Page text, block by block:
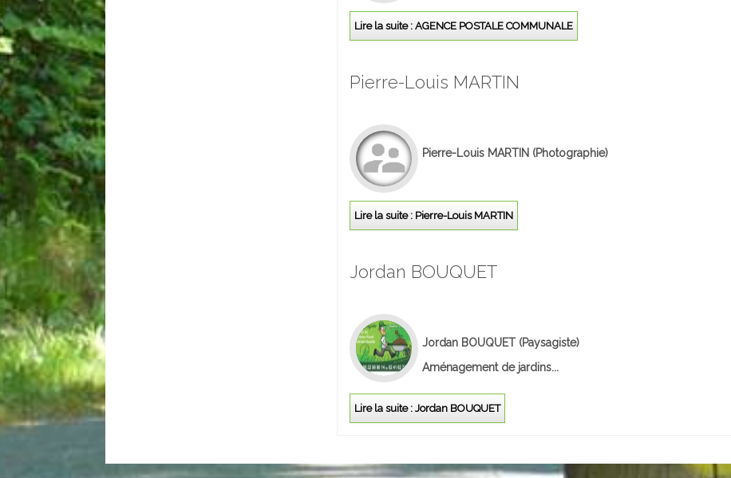
Lire la suite : AGENCE POSTALE COMMUNALE
Pierre-Louis MARTIN
Pierre-Louis MARTIN (Photographie)
Lire la suite : Pierre-Louis MARTIN
Jordan BOUQUET
Jordan BOUQUET (Paysagiste)
Aménagement de jardins...
Lire la suite : Jordan BOUQUET